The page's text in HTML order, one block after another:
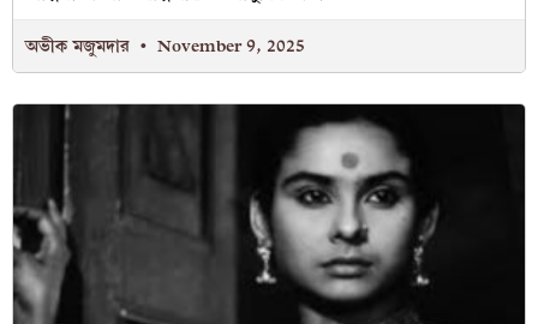
অভীক মজুমদার November 9, 2025